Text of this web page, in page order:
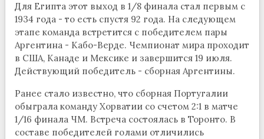
Для Египта этот выход в 1/8 финала стал первым с
1934 года - то есть спустя 92 года. На следующем
этапе команда встретится с победителем пары
Аргентина - Кабо-Верде. Чемпионат мира проходит
в США, Канаде и Мексике и завершится 19 июля.
Действующий победитель - сборная Аргентины.
Ранее стало известно, что сборная Португалии
обыграла команду Хорватии со счетом 2:1 в матче
1/16 финала ЧМ. Встреча состоялась в Торонто. В
составе победителей голами отличились